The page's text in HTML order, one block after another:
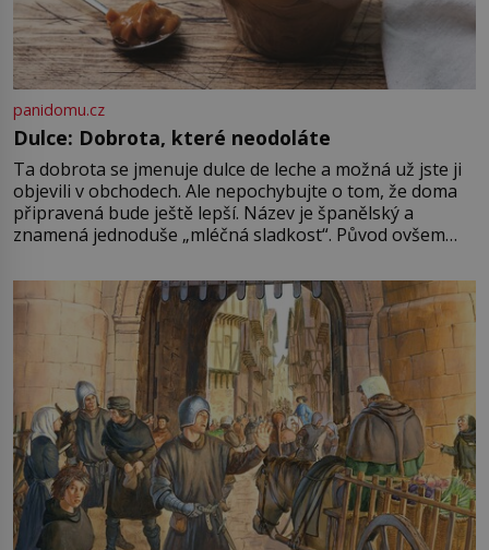
panidomu.cz
Dulce: Dobrota, které neodoláte
Ta dobrota se jmenuje dulce de leche a možná už jste ji
objevili v obchodech. Ale nepochybujte o tom, že doma
připravená bude ještě lepší. Název je španělský a
znamená jednoduše „mléčná sladkost“. Původ ovšem
pře hned několik latinskoamerických zemí a k tomu
Francie, kde se traduje,